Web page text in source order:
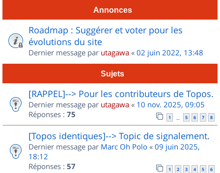
Annonces
Roadmap : Suggérer et voter pour les
évolutions du site
Dernier message par utagawa « 02 juin 2022, 13:48
Sujets
[RAPPEL]--> Pour les contributeurs de Topos.
Dernier message par utagawa « 10 nov. 2025, 09:05
Réponses : 75 1 … 5 6 7 8
[Topos identiques]--> Topic de signalement.
Dernier message par Marc Oh Polo « 09 juin 2025,
18:12
Réponses : 57 1 2 3 4 5 6